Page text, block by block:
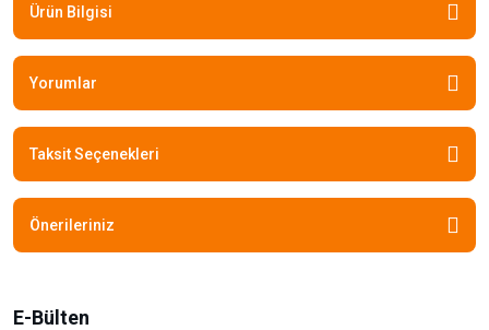
Ürün Bilgisi
Yorumlar
Taksit Seçenekleri
Önerileriniz
E-Bülten